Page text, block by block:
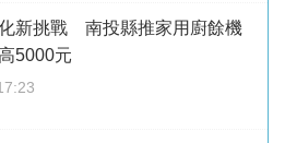
新挑戰 南投縣推家用廚餘機
5000元